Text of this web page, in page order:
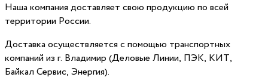
Наша компания доставляет свою продукцию по всей
территории России.
Доставка осуществляется с помощью транспортных
компаний из г. Владимир (Деловые Линии, ПЭК, КИТ,
Байкал Сервис, Энергия).